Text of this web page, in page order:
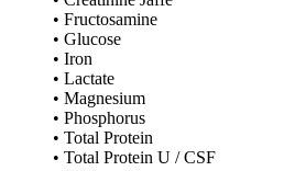
• Fructosamine
• Glucose
• Iron
• Lactate
• Magnesium
• Phosphorus
• Total Protein
• Total Protein U / CSF